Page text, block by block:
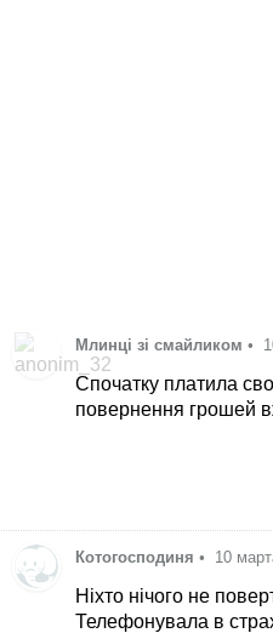
Млинці зі смайликом •
Спочатку платила
повернення грошей
Котогосподиня • 10
Ніхто нічого не
Телефонувала в